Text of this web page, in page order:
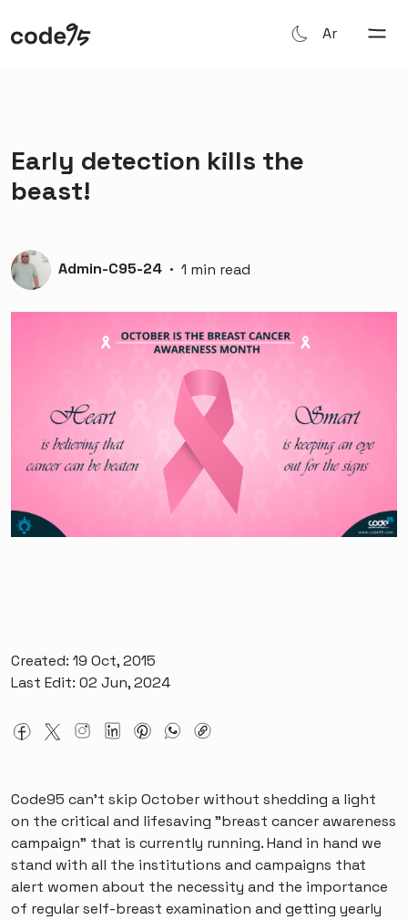
Ar
Early detection kills the
beast!
Admin-C95-24 · 1 min read
Created: 19 Oct, 2015
Last Edit: 02 Jun, 2024
Code95 can't skip October without shedding a light
on the critical and lifesaving "breast cancer awareness
campaign" that is currently running. Hand in hand we
stand with all the institutions and campaigns that
alert women about the necessity and the importance
of regular self-breast examination and getting yearly